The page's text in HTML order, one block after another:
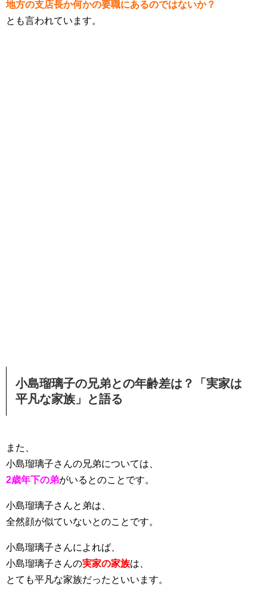
地方の支店長か何かの要職にあるのではないか？
とも言われています。
小島瑠璃子の兄弟との年齢差は？「実家は
平凡な家族」と語る
また、
小島瑠璃子さんの兄弟については、
2歳年下の弟がいるとのことです。
小島瑠璃子さんと弟は、
全然顔が似ていないとのことです。
小島瑠璃子さんによれば、
小島瑠璃子さんの実家の家族は、
とても平凡な家族だったといいます。